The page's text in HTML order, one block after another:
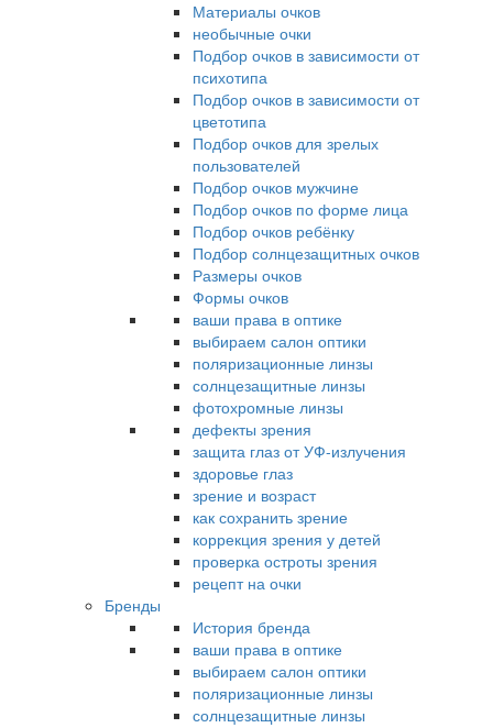
Материалы очков
необычные очки
Подбор очков в зависимости от
психотипа
Подбор очков в зависимости от
цветотипа
Подбор очков для зрелых
пользователей
Подбор очков мужчине
Подбор очков по форме лица
Подбор очков ребёнку
Подбор солнцезащитных очков
Размеры очков
Формы очков
ваши права в оптике
выбираем салон оптики
поляризационные линзы
солнцезащитные линзы
фотохромные линзы
дефекты зрения
защита глаз от УФ-излучения
здоровье глаз
зрение и возраст
как сохранить зрение
коррекция зрения у детей
проверка остроты зрения
рецепт на очки
Бренды
История бренда
ваши права в оптике
выбираем салон оптики
поляризационные линзы
солнцезащитные линзы